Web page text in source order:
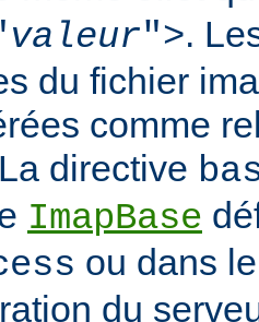
valeur">.
du fichier
comme
directive
ImapBase
ou dans
du